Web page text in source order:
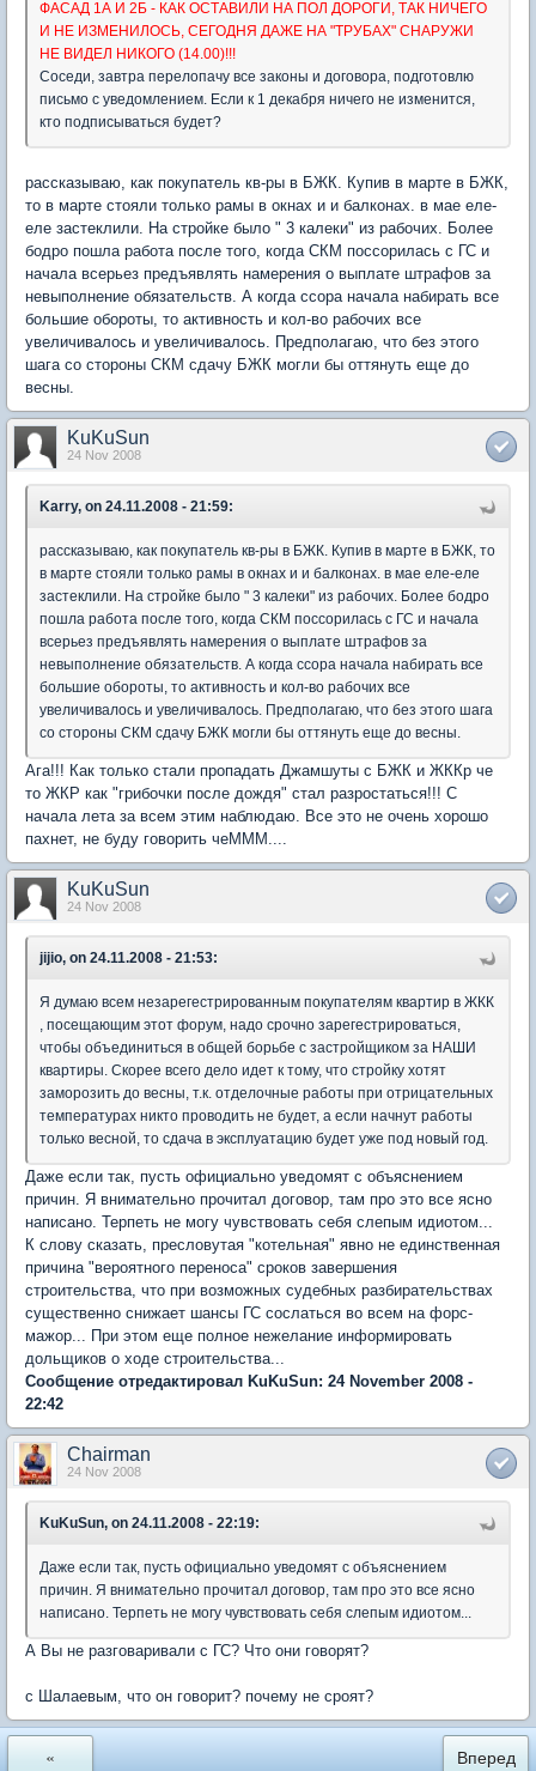
ФАСАД 1А И 2Б - КАК ОСТАВИЛИ НА ПОЛ ДОРОГИ, ТАК НИЧЕГО
И НЕ ИЗМЕНИЛОСЬ, СЕГОДНЯ ДАЖЕ НА "ТРУБАХ" СНАРУЖИ
НЕ ВИДЕЛ НИКОГО (14.00)!!!
Соседи, завтра перелопачу все законы и договора, подготовлю
письмо с уведомлением. Если к 1 декабря ничего не изменится,
кто подписываться будет?
рассказываю, как покупатель кв-ры в БЖК. Купив в марте в БЖК,
то в марте стояли только рамы в окнах и и балконах. в мае еле-
еле застеклили. На стройке было " 3 калеки" из рабочих. Более
бодро пошла работа после того, когда СКМ поссорилась с ГС и
начала всерьез предъявлять намерения о выплате штрафов за
невыполнение обязательств. А когда ссора начала набирать все
большие обороты, то активность и кол-во рабочих все
увеличивалось и увеличивалось. Предполагаю, что без этого
шага со стороны СКМ сдачу БЖК могли бы оттянуть еще до
весны.
KuKuSun
24 Nov 2008
Karry, on 24.11.2008 - 21:59:
рассказываю, как покупатель кв-ры в БЖК. Купив в марте в БЖК, то
в марте стояли только рамы в окнах и и балконах. в мае еле-еле
застеклили. На стройке было " 3 калеки" из рабочих. Более бодро
пошла работа после того, когда СКМ поссорилась с ГС и начала
всерьез предъявлять намерения о выплате штрафов за
невыполнение обязательств. А когда ссора начала набирать все
большие обороты, то активность и кол-во рабочих все
увеличивалось и увеличивалось. Предполагаю, что без этого шага
со стороны СКМ сдачу БЖК могли бы оттянуть еще до весны.
Ага!!! Как только стали пропадать Джамшуты с БЖК и ЖККр че
то ЖКР как "грибочки после дождя" стал разростаться!!! С
начала лета за всем этим наблюдаю. Все это не очень хорошо
пахнет, не буду говорить чеМММ....
KuKuSun
24 Nov 2008
jijio, on 24.11.2008 - 21:53:
Я думаю всем незарегестрированным покупателям квартир в ЖКК
, посещающим этот форум, надо срочно зарегестрироваться,
чтобы объединиться в общей борьбе с застройщиком за НАШИ
квартиры. Скорее всего дело идет к тому, что стройку хотят
заморозить до весны, т.к. отделочные работы при отрицательных
температурах никто проводить не будет, а если начнут работы
только весной, то сдача в эксплуатацию будет уже под новый год.
Даже если так, пусть официально уведомят с объяснением
причин. Я внимательно прочитал договор, там про это все ясно
написано. Терпеть не могу чувствовать себя слепым идиотом...
К слову сказать, пресловутая "котельная" явно не единственная
причина "вероятного переноса" сроков завершения
строительства, что при возможных судебных разбирательствах
существенно снижает шансы ГС сослаться во всем на форс-
мажор... При этом еще полное нежелание информировать
дольщиков о ходе строительства...
Сообщение отредактировал KuKuSun: 24 November 2008 -
22:42
Chairman
24 Nov 2008
KuKuSun, on 24.11.2008 - 22:19:
Даже если так, пусть официально уведомят с объяснением
причин. Я внимательно прочитал договор, там про это все ясно
написано. Терпеть не могу чувствовать себя слепым идиотом...
А Вы не разговаривали с ГС? Что они говорят?
с Шалаевым, что он говорит? почему не сроят?
«
Вперед